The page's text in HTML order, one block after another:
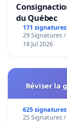
du Québec
171 signatures
29 Signatures
18 Jul 2026
Réviser la
625 signatures
25 Signatures